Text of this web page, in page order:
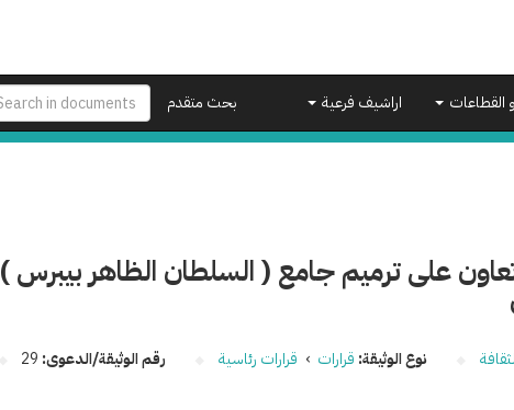
بحث متقدم
القطاعات اراشيف فرعية
على ترميم جامع ( السلطان الظاهر بيبرس )
نوع الوثيقة: قرارات › قرارات رئاسية رقم الوثيقة/الدعوى: 29